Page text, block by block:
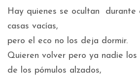
Hay quienes se ocultan durante
casas vacías,
pero el eco no los deja dormir.
Quieren volver pero ya nadie los
de los pómulos alzados,